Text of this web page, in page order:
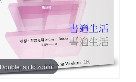
Double tap to zoom